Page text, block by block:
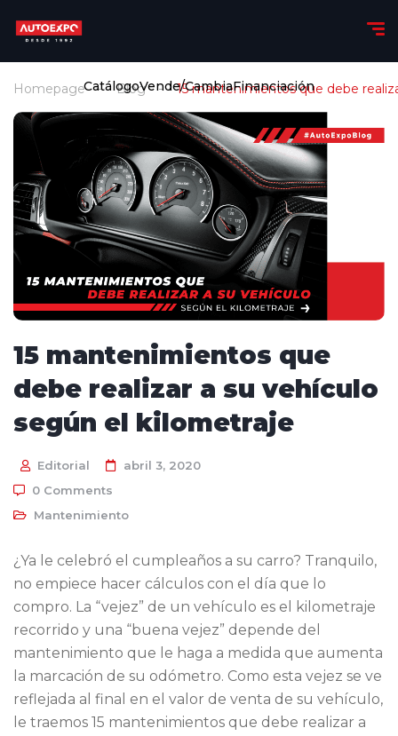
CatálogoVende/CambiaFinanciación
Homepage Blog 15 mantenimientos que debe
15 mantenimientos que
debe realizar a su vehículo
según el kilometraje
Editorial
abril 3, 2020
0 Comments
Mantenimiento
¿Ya le celebró el cumpleaños a su carro? Tranquilo,
no empiece hacer cálculos con el día que lo
compro. La “vejez” de un vehículo es el kilometraje
recorrido y una “buena vejez” depende del
mantenimiento que le haga a medida que aumenta
la marcación de su odómetro. Como esta vejez se ve
reflejada al final en el valor de venta de su vehículo,
le traemos 15 mantenimientos que debe realizar a